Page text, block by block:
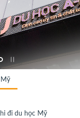
đi du học Mỹ